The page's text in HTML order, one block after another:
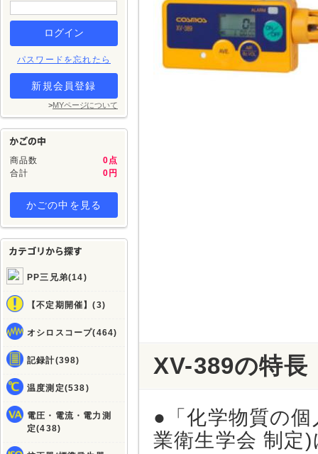
パスワードを忘れたら
新規会員登録
>MYページについて
商品数
0点
合計
0円
かごの中を見る
PP三兄弟(14)
【不定期開催】(3)
オシロスコープ(464)
記録計(398)
温度測定(538)
電圧・電流・電力測
定(438)
XV-389の特長
●「化学物質の
業衛生学会 制定